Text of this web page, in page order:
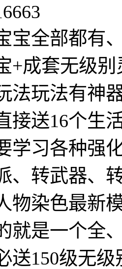
宝全部都有
+成套无级
法玩法有神
接送16个生
学习各种强
、转武器、
物染色最新
就是一个全
送150级无